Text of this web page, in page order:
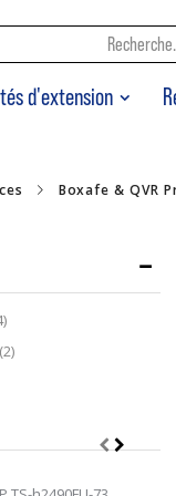
d'extension
Boxafe & QVR
articles
2articles